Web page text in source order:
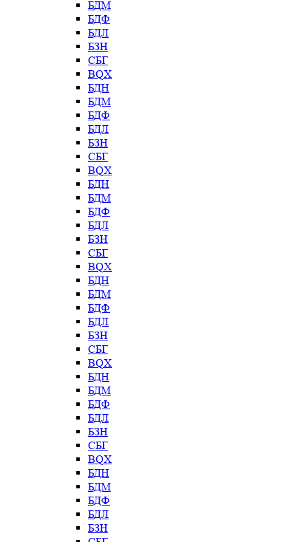
БДМ
БДФ
БДЛ
БЗН
СБГ
BQX
БДН
БДМ
БДФ
БДЛ
БЗН
СБГ
BQX
БДН
БДМ
БДФ
БДЛ
БЗН
СБГ
BQX
БДН
БДМ
БДФ
БДЛ
БЗН
СБГ
BQX
БДН
БДМ
БДФ
БДЛ
БЗН
СБГ
BQX
БДН
БДМ
БДФ
БДЛ
БЗН